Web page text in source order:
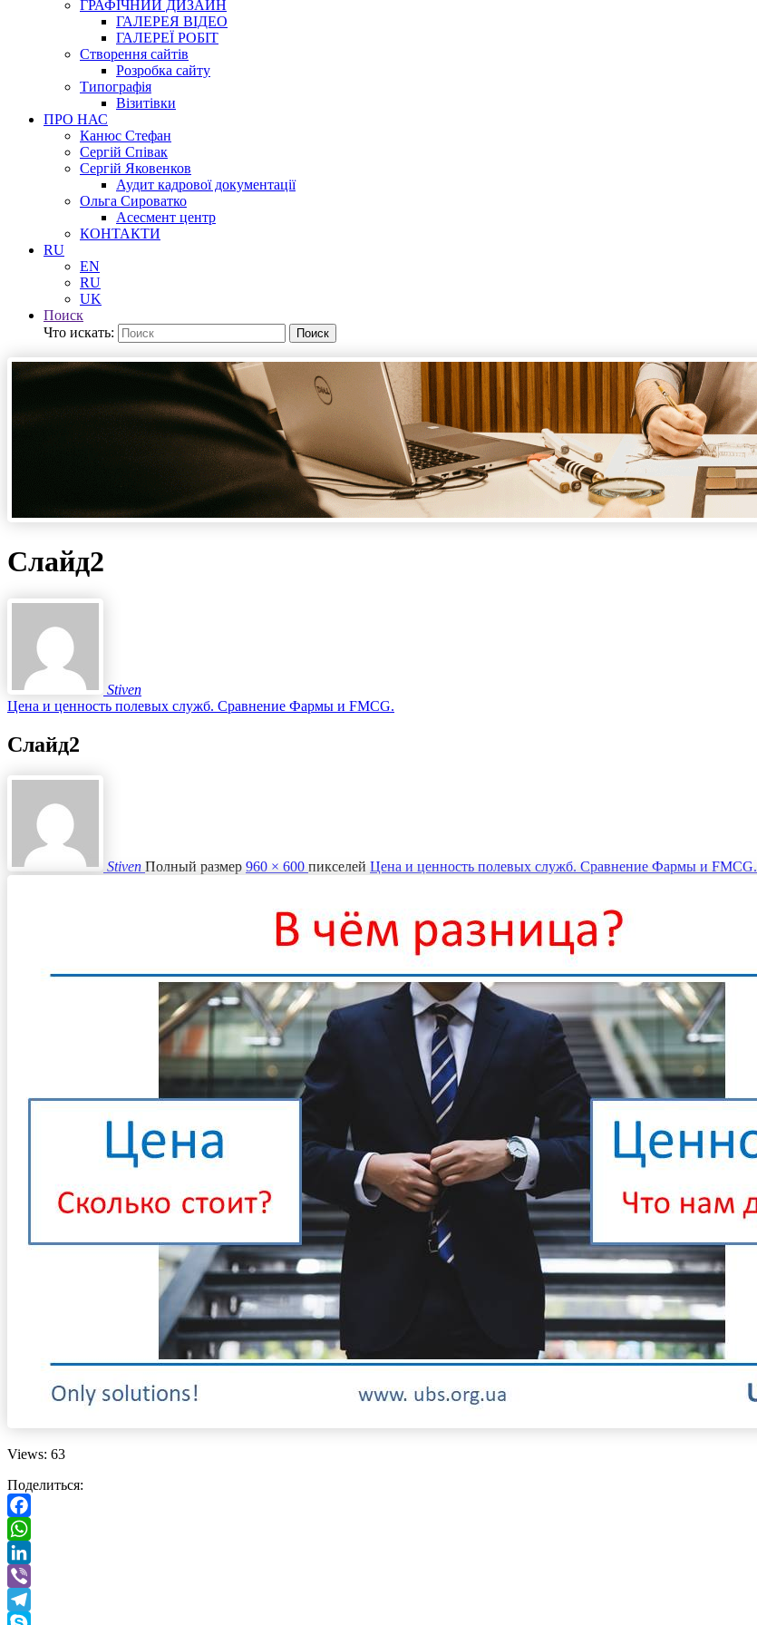
ГРАФІЧНИЙ ДИЗАЙН
ГАЛЕРЕЯ ВІДЕО
ГАЛЕРЕЇ РОБІТ
Створення сайтів
Розробка сайту
Типографія
Візитівки
ПРО НАС
Канюс Стефан
Сергій Співак
Сергій Яковенков
Аудит кадрової документації
Ольга Сироватко
Асесмент центр
КОНТАКТИ
RU
EN
RU
UK
Поиск
Что искать:
Поиск
Слайд2
Stiven
Цена и ценность полевых служб. Сравнение Фармы и FMCG.
Слайд2
Stiven Полный размер 960 × 600 пикселей Цена и ценность полевых служб. Сравнение Фармы и FMCG.
Views: 63
Поделиться:
Facebook
WhatsApp
LinkedIn
Viber